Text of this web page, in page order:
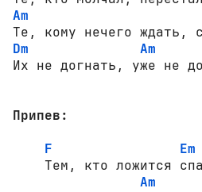
Am
Dm
Am
Их не догнать, уже не
Припев:
F
Em
Тем, кто ложится
Am